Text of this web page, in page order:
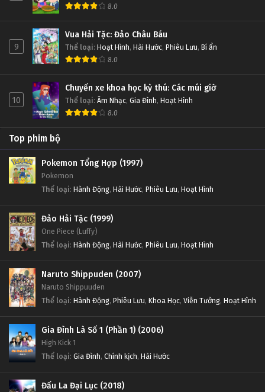
8.0
9
Vua Hải Tặc: Đảo Châu Báu
Thể loại: Hoạt Hình, Hài Hước, Phiêu Lưu, Bí ẩn
8.0
10
Chuyến xe khoa học kỳ thú: Các múi giờ
Thể loại: Âm Nhạc, Gia Đình, Hoạt Hình
8.0
Top phim bộ
Pokemon Tổng Hợp (1997)
Pokemon
Thể loại: Hành Động, Hài Hước, Phiêu Lưu, Hoạt Hình
Đảo Hải Tặc (1999)
One Piece (Luffy)
Thể loại: Hành Động, Hài Hước, Phiêu Lưu, Hoạt Hình
Naruto Shippuden (2007)
Naruto Shippuuden
Thể loại: Hành Động, Phiêu Lưu, Khoa Học, Viễn Tưởng, Hoạt Hình
Gia Đình Là Số 1 (Phần 1) (2006)
High Kick 1
Thể loại: Gia Đình, Chính kịch, Hài Hước
Đấu La Đại Lục (2018)